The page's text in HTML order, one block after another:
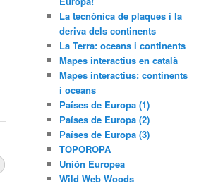
La tecnònica de plaques i la
deriva dels continents
La Terra: oceans i continents
Mapes interactius en català
Mapes interactius: continents
i oceans
Países de Europa (1)
Países de Europa (2)
Países de Europa (3)
TOPOROPA
Unión Europea
Wild Web Woods